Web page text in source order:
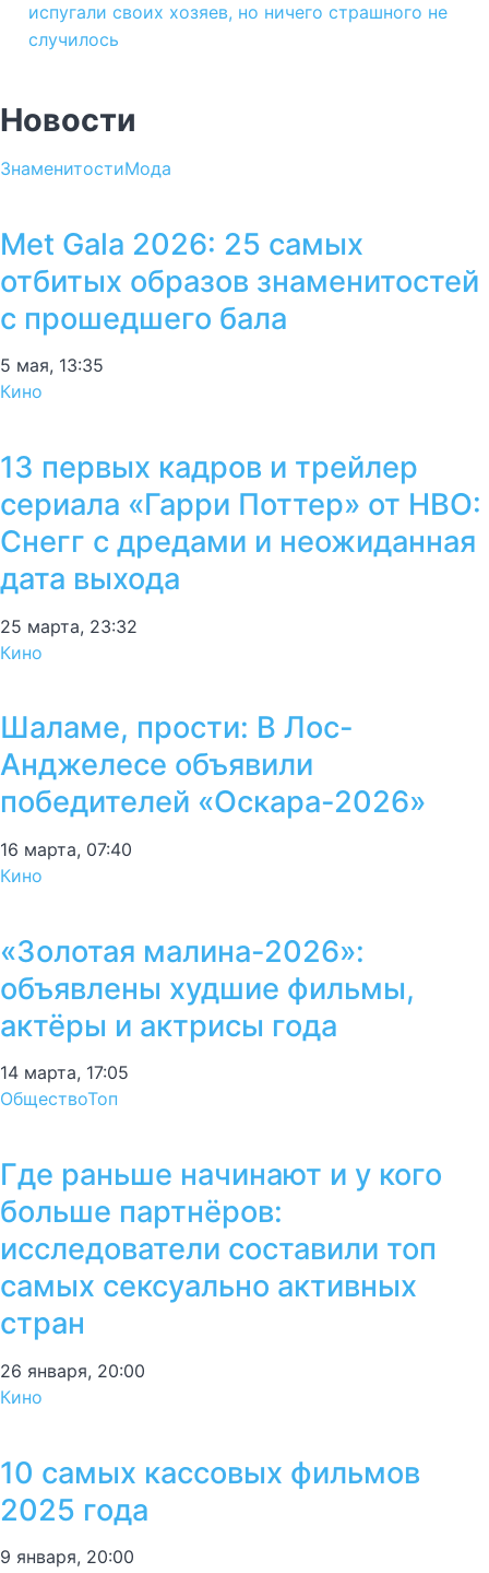
испугали своих хозяев, но ничего страшного не
случилось
Новости
ЗнаменитостиМода
Met Gala 2026: 25 самых
отбитых образов знаменитостей
с прошедшего бала
5 мая, 13:35
Кино
13 первых кадров и трейлер
сериала «Гарри Поттер» от HBO:
Снегг с дредами и неожиданная
дата выхода
25 марта, 23:32
Кино
Шаламе, прости: В Лос-
Анджелесе объявили
победителей «Оскара-2026»
16 марта, 07:40
Кино
«Золотая малина-2026»:
объявлены худшие фильмы,
актёры и актрисы года
14 марта, 17:05
ОбществоТоп
Где раньше начинают и у кого
больше партнёров:
исследователи составили топ
самых сексуально активных
стран
26 января, 20:00
Кино
10 самых кассовых фильмов
2025 года
9 января, 20:00